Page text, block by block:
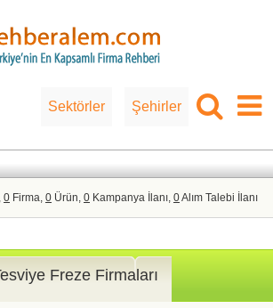
Sektörler Şehirler
0 Firma, 0 Ürün, 0 Kampanya İlanı, 0Alım Talebi İlanı
Freze Firmaları